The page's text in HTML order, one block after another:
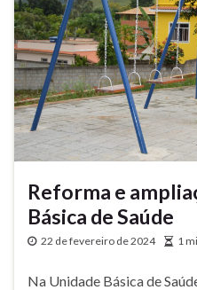
Reforma e
Básica de Saúde
22 de fevereiro de 2024 1
Na Unidade Básica de